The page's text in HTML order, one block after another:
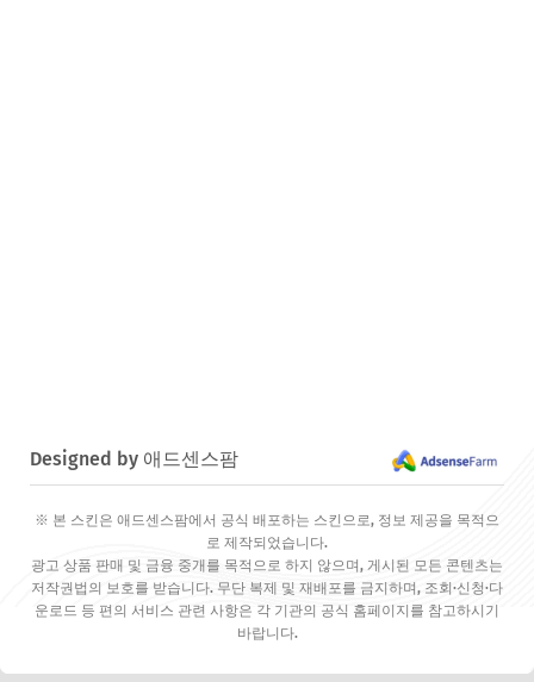
Designed by 애드센스팜
※ 본 스킨은 애드센스팜에서 공식 배포하는 스킨으로, 정보 제공을 목적으
로 제작되었습니다.
광고 상품 판매 및 금융 중개를 목적으로 하지 않으며, 게시된 모든 콘텐츠는
저작권법의 보호를 받습니다. 무단 복제 및 재배포를 금지하며, 조회·신청·다
운로드 등 편의 서비스 관련 사항은 각 기관의 공식 홈페이지를 참고하시기
바랍니다.